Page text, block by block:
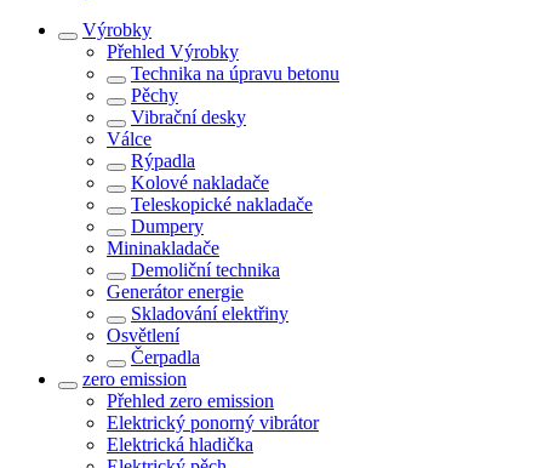
Výrobky
Přehled Výrobky
Technika na úpravu betonu
Pěchy
Vibrační desky
Válce
Rýpadla
Kolové nakladače
Teleskopické nakladače
Dumpery
Mininakladače
Demoliční technika
Generátor energie
Skladování elektřiny
Osvětlení
Čerpadla
zero emission
Přehled zero emission
Elektrický ponorný vibrátor
Elektrická hladička